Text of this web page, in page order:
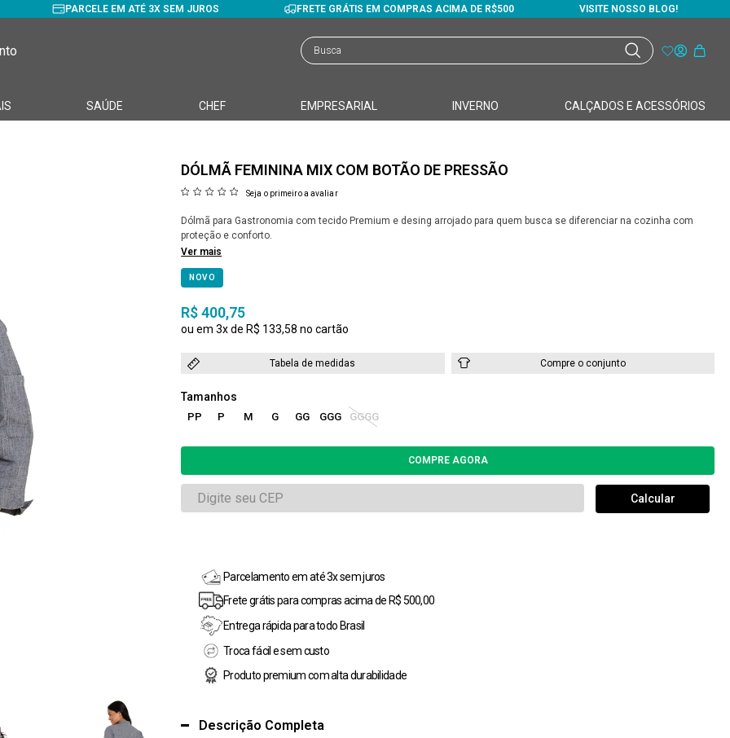
PARCELE EM ATÉ 3X SEM JUROS FRETE GRÁTIS EM COMPRAS ACIMA DE R$500 VISITE NOSSO BLOG!
SAÚDE CHEF EMPRESARIAL INVERNO CALÇADOS E ACESSÓRIOS
DÓLMÃ FEMININA MIX COM BOTÃO DE PRESSÃO
Seja o primeiro a avaliar
Dólmã para Gastronomia com tecido Premium e desing arrojado para quem busca se diferenciar na cozinha com
proteção e conforto.
Ver mais
NOVO
R$ 400,75
3x R$ 133,58
Tabela de medidas Compre o conjunto
PP P M G GG GGG GGGG
Parcelamento em até 3x sem juros
Frete grátis para compras acima de R$ 500,00
Entrega rápida para todo Brasil
Troca fácil e sem custo
Produto premium com alta durabilidade
Descrição Completa